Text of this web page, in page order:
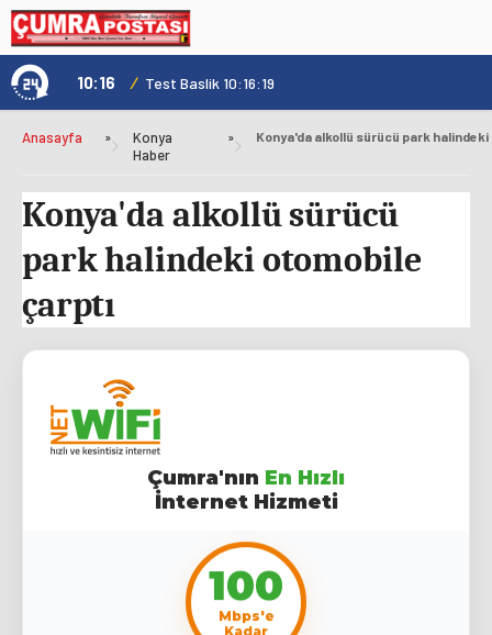
10:16 / Test Baslik 10:16:19
Anasayfa »
Konya
Haber
»
Konya'da alkollü sürücü
park halindeki otomobile
çarptı
Çumra'nın En Hızlı
İnternet Hizmeti
100
Mbps'e